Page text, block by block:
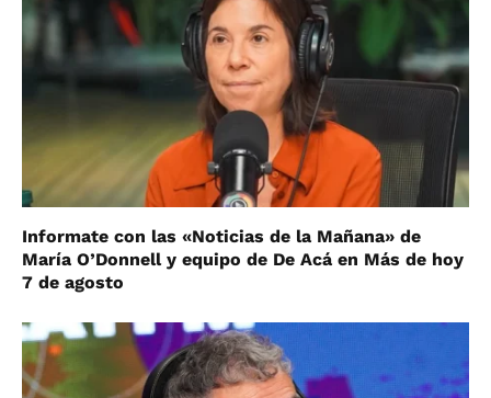
Informate con las «Noticias de la Mañana» de
María O’Donnell y equipo de De Acá en Más de hoy
7 de agosto